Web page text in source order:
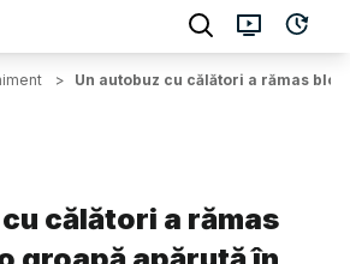
> Un autobuz cu călători a rămas
călători a rămas